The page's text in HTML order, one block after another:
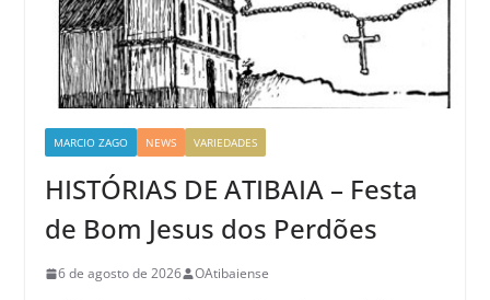
MARCIO ZAGO NEWS VARIEDADES
HISTÓRIAS DE ATIBAIA – Festa
de Bom Jesus dos Perdões
6 de agosto de 2026 OAtibaiense